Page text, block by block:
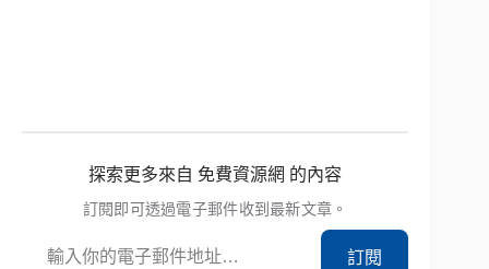
探索更多來自 免費資源網 的內容
訂閱即可透過電子郵件收到最新文章。
訂閱